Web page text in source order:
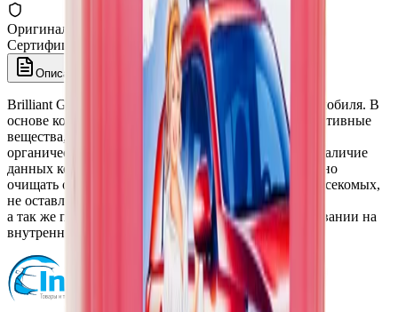
Оригинал 100%
Сертифицированный товар
Описание
Brilliant Glass - очиститель для стекол и зеркал автомобиля. В
основе композиции состава входят поверхностно-активные
вещества, солюбилизаторы, гидрофобные добавки,
органические кислоты, синтетические ферменты. Наличие
данных компонентов в составе позволяет эффективно
очищать органику со стекол, в том числе остатки насекомых,
не оставлять разоводов при очистке стекла,
а так же препятствовать запотеванию при использовании на
внутренней поверхности стекол автомобиля.